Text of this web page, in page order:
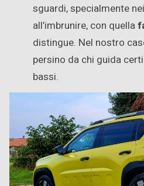
sguardi, specialmente
all’imbrunire, con quella
distingue. Nel nostro
persino da chi guida
bassi.